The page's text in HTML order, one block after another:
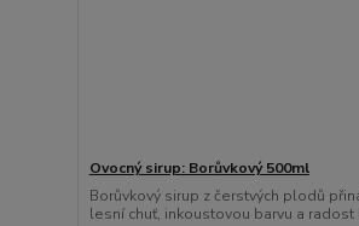
Ovocný sirup: Borůvkový 500ml
Borůvkový sirup z čerstvých plodů
lesní chuť, inkoustovou barvu a radost